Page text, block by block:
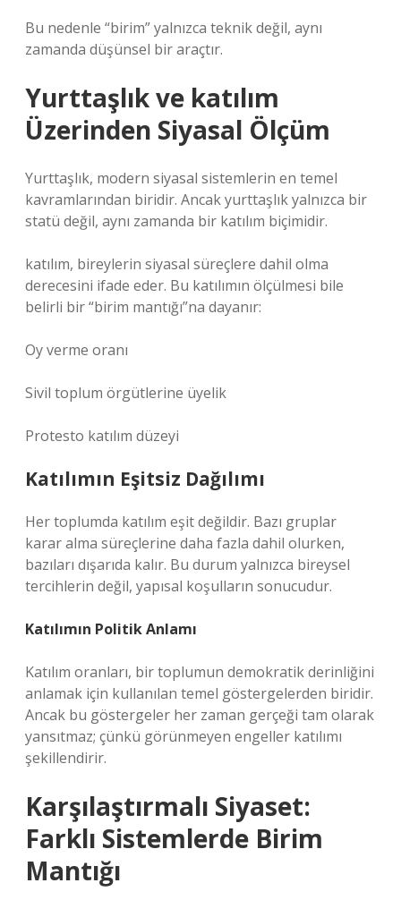
Bu nedenle “birim” yalnızca teknik değil, aynı
zamanda düşünsel bir araçtır.
Yurttaşlık ve katılım
Üzerinden Siyasal Ölçüm
Yurttaşlık, modern siyasal sistemlerin en temel
kavramlarından biridir. Ancak yurttaşlık yalnızca bir
statü değil, aynı zamanda bir katılım biçimidir.
katılım, bireylerin siyasal süreçlere dahil olma
derecesini ifade eder. Bu katılımın ölçülmesi bile
belirli bir “birim mantığı”na dayanır:
Oy verme oranı
Sivil toplum örgütlerine üyelik
Protesto katılım düzeyi
Katılımın Eşitsiz Dağılımı
Her toplumda katılım eşit değildir. Bazı gruplar
karar alma süreçlerine daha fazla dahil olurken,
bazıları dışarıda kalır. Bu durum yalnızca bireysel
tercihlerin değil, yapısal koşulların sonucudur.
Katılımın Politik Anlamı
Katılım oranları, bir toplumun demokratik derinliğini
anlamak için kullanılan temel göstergelerden biridir.
Ancak bu göstergeler her zaman gerçeği tam olarak
yansıtmaz; çünkü görünmeyen engeller katılımı
şekillendirir.
Karşılaştırmalı Siyaset:
Farklı Sistemlerde Birim
Mantığı